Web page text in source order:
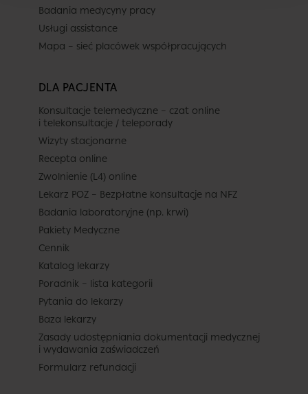
Badania medycyny pracy
Usługi assistance
Mapa – sieć placówek współpracujących
DLA PACJENTA
Konsultacje telemedyczne – czat online
i telekonsultacje / teleporady
Wizyty stacjonarne
Recepta online
Zwolnienie (L4) online
Lekarz POZ – Bezpłatne konsultacje na NFZ
Badania laboratoryjne (np. krwi)
Pakiety Medyczne
Cennik
Katalog lekarzy
Poradnik – lista kategorii
Pytania do lekarzy
Baza lekarzy
Zasady udostępniania dokumentacji medycznej
i wydawania zaświadczeń
Formularz refundacji